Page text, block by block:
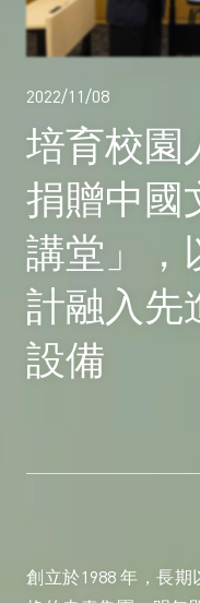
2022/11/08
培育校園
捐贈中國
講堂」，
計融入先
設備
創立於1988 年，長